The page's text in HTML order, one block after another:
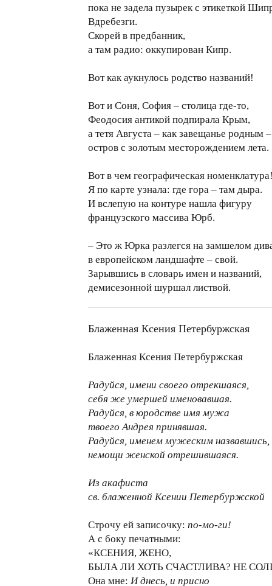
пока не задела пузырек с этикеткой
Вдребезги.
Скорей в предбанник,
а там радио: оккупирован Кипр.
Вот как аукнулось родство названий!
Вот и Соня, София – столица где-то,
Феодосия антикой подпирала Крым,
а тетя Августа – как завещанье родным –
остров с золотым месторождением лета.
Вот в чем географическая
Я по карте узнала: где гора – там дыра.
И вслепую на контуре нашла фигуру
французского массива Юрб.
– Это ж Юрка разлегся на замшелом
в европейском ландшафте – свой.
Зарывшись в словарь имен и названий,
демисезонной шуршал листвой.
Блаженная Ксения Петербуржская
Блаженная Ксения Петербуржская
Радуйся, имени своего отрекшаяся,
себя же умершей именовавшая.
Радуйся, в юродстве имя мужа
твоего Андрея принявшая.
Радуйся, именем мужеским назвавшись,
немощи женской отрешившаяся.
Из акафиста
св. блаженной Ксении Петербуржской
Строчу ей записочку: по-мо-ги!
А с боку печатными:
«КСЕНИЯ, ЖЕНО,
БЫЛА ЛИ ХОТЬ СЧАСТЛИВА? НЕ
Она мне: И днесь, и присно